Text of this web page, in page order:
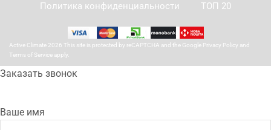
Политика конфиденциальности ТОП 20
Active Climate 2026 This site is protected by reCAPTCHA and the Google Privacy Policy and
Terms of Service apply.
Заказать звонок
Ваше имя